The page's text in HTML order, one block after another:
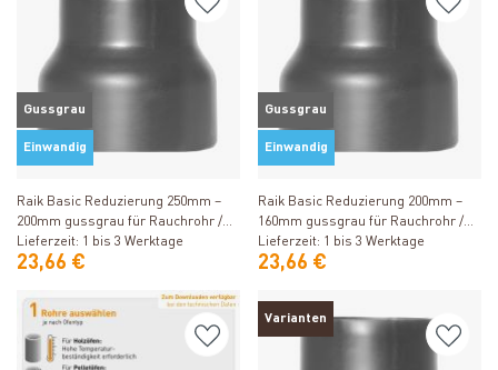
Gussgrau
Einwandig
Produkt ansehen
Raik Basic Reduzierung 250mm –
200mm gussgrau für Rauchrohr /
Ofenrohr
Lieferzeit: 1 bis 3 Werktage
23,66 €
Gussgrau
Einwandig
Produkt ansehen
Raik Basic Reduzierung 200mm –
160mm gussgrau für Rauchrohr /
Ofenrohr
Lieferzeit: 1 bis 3 Werktage
23,66 €
Varianten